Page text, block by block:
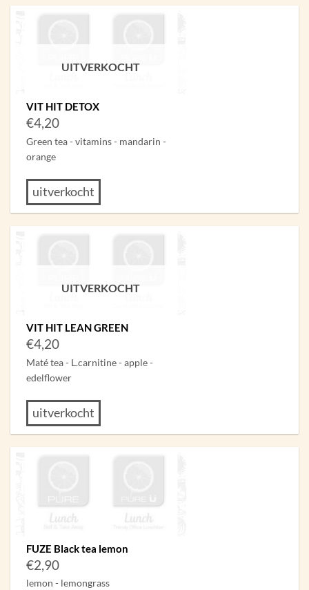
UITVERKOCHT
VIT HIT DETOX
€4,20
Green tea - vitamins - mandarin -
orange
uitverkocht
UITVERKOCHT
VIT HIT LEAN GREEN
€4,20
Maté tea - L.carnitine - apple -
edelflower
uitverkocht
FUZE Black tea lemon
€2,90
lemon - lemongrass